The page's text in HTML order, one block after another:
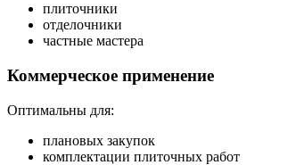
плиточники
отделочники
частные мастера
Коммерческое применение
Оптимальны для:
плановых закупок
комплектации плиточных работ